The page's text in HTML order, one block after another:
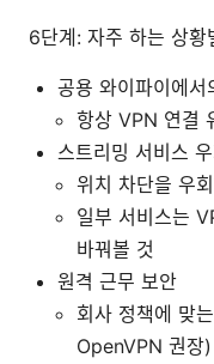
6단계: 자주 하는 상황
공용 와이파이에서
항상 VPN 연결
스트리밍 서비스
위치 차단을 우
일부 서비스는
바꿔볼 것
원격 근무 보안
회사 정책에 맞
OpenVPN 권장)